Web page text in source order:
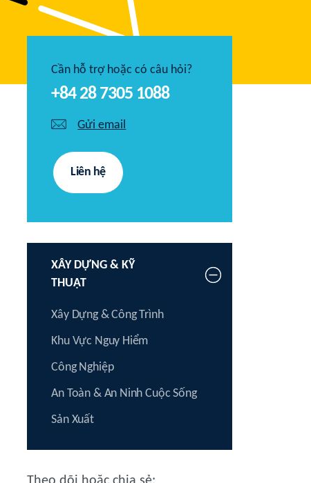
Cần hỗ trợ hoặc có câu hỏi?
+84 28 7305 1088
Gửi email
Liên hệ
XÂY DỰNG & KỸ
THUẬT
Xây Dựng & Công Trình
Khu Vực Nguy Hiểm
Công Nghiệp
An Toàn & An Ninh Cuộc Sống
Sản Xuất